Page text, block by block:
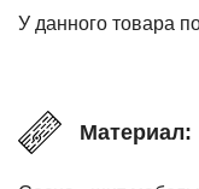
У данного товара
Материал: